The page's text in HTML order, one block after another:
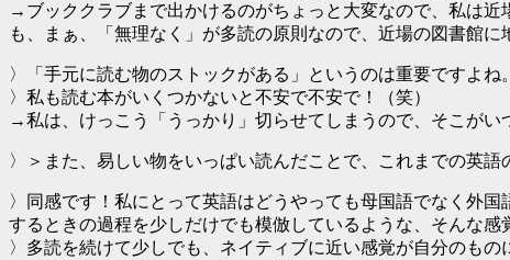
→ブッククラブまで出かけるのがちょっと大変なので、私は
も、まぁ、「無理なく」が多読の原則なので、近場の図書館に
〉「手元に読む物のストックがある」というのは重要ですよね。
〉私も読む本がいくつかないと不安で不安で！（笑）
→私は、けっこう「うっかり」切らせてしまうので、そこがい
〉＞また、易しい物をいっぱい読んだことで、これまでの英
〉同感です！私にとって英語はどうやっても母国語でなく外
するときの過程を少しだけでも模倣しているような、そんな感
〉多読を続けて少しでも、ネイティブに近い感覚が自分のもの